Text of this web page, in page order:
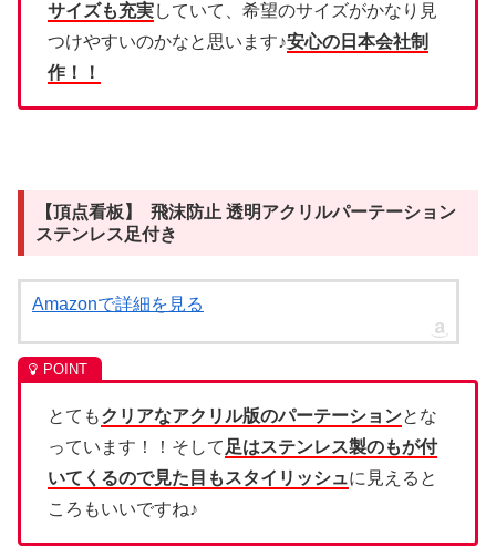
サイズも充実していて、希望のサイズがかなり見
つけやすいのかなと思います♪安心の日本会社制
作！！
【頂点看板】 飛沫防止 透明アクリルパーテーション
ステンレス足付き
Amazonで詳細を見る
とてもクリアなアクリル版のパーテーションとな
っています！！そして 足はステンレス製のもが付
いてくるので見た目もスタイリッシュに見えると
ころもいいですね♪